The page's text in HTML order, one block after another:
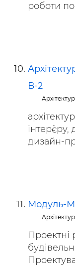
роботи по
В-2
дизайн-
Модуль-
Проектні